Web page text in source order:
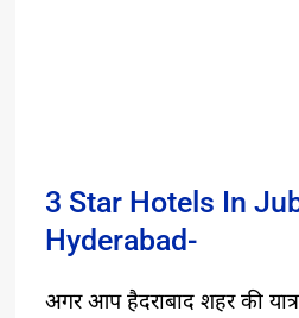
3 Star Hotels In
Hyderabad-
अगर आप हैदराबाद शहर की